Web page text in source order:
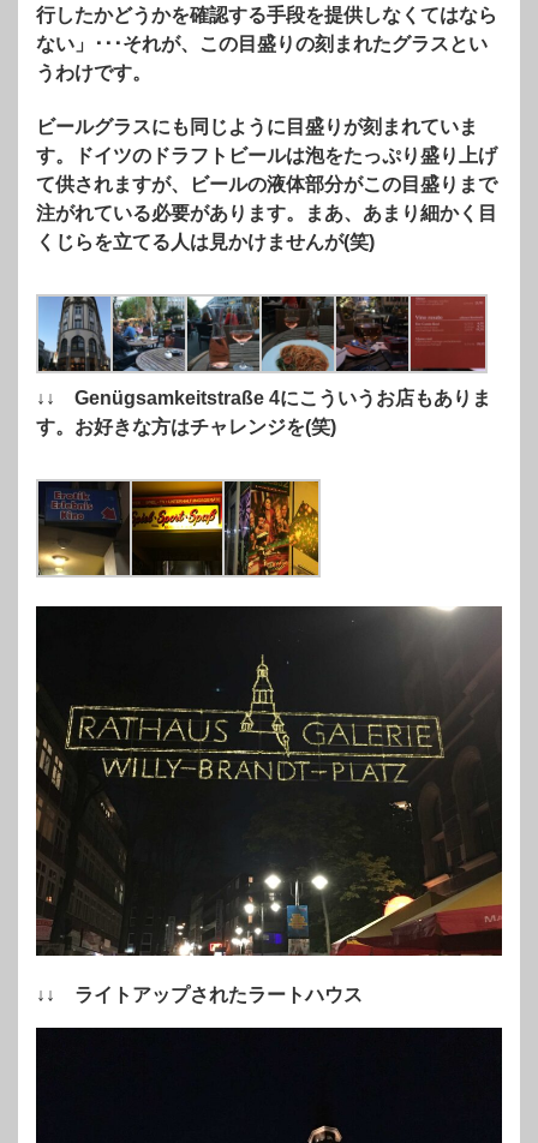
行したかどうかを確認する手段を提供しなくてはなら
ない」･･･それが、この目盛りの刻まれたグラスとい
うわけです。
ビールグラスにも同じように目盛りが刻まれていま
す。ドイツのドラフトビールは泡をたっぷり盛り上げ
て供されますが、ビールの液体部分がこの目盛りまで
注がれている必要があります。まあ、あまり細かく目
くじらを立てる人は見かけませんが(笑)
↓↓ Genügsamkeitstraße 4にこういうお店もありま
す。お好きな方はチャレンジを(笑)
↓↓ ライトアップされたラートハウス